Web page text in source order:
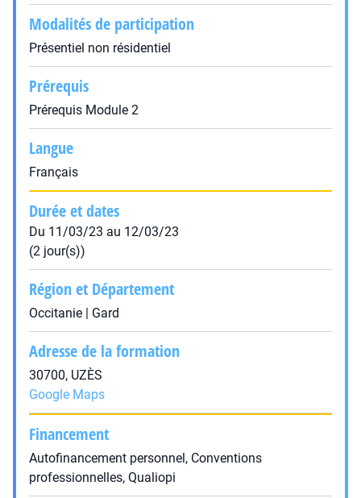
Modalités de participation
Présentiel non résidentiel
Prérequis
Prérequis Module 2
Langue
Français
Durée et dates
Du 11/03/23 au 12/03/23
(2 jour(s))
Région et Département
Occitanie | Gard
Adresse de la formation
30700, UZÈS
Google Maps
Financement
Autofinancement personnel, Conventions
professionnelles, Qualiopi